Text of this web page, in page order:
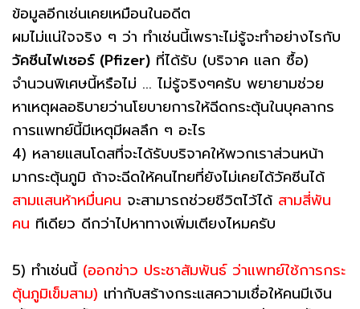
ข้อมูลอีกเช่นเคยเหมือนในอดีต
ผมไม่แน่ใจจริง ๆ ว่า ทำเช่นนี้เพราะไม่รู้จะทำอย่างไรกับ
วัคซีนไฟเซอร์ (Pfizer) ที่ได้รับ (บริจาค แลก ซื้อ)
จำนวนพิเศษนี้หรือไม่ ... ไม่รู้จริงๆครับ พยายามช่วย
หาเหตุผลอธิบายว่านโยบายการให้ฉีดกระตุ้นในบุคลากร
การแพทย์นี้มีเหตุมีผลลึก ๆ อะไร
4) หลายแสนโดสที่จะได้รับบริจาคให้พวกเราส่วนหน้า
มากระตุ้นภูมิ ถ้าจะฉีดให้คนไทยที่ยังไม่เคยได้วัคซีนได้
สามแสนห้าหมื่นคน จะสามารถช่วยชีวิตไว้ได้ สามสี่พัน
คน ทีเดียว ดีกว่าไปหาทางเพิ่มเตียงไหมครับ
5) ทำเช่นนี้ (ออกข่าว ประชาสัมพันธ์ ว่าแพทย์ใช้การกระ
ตุ้นภูมิเข็มสาม) เท่ากับสร้างกระแสความเชื่อให้คนมีเงิน